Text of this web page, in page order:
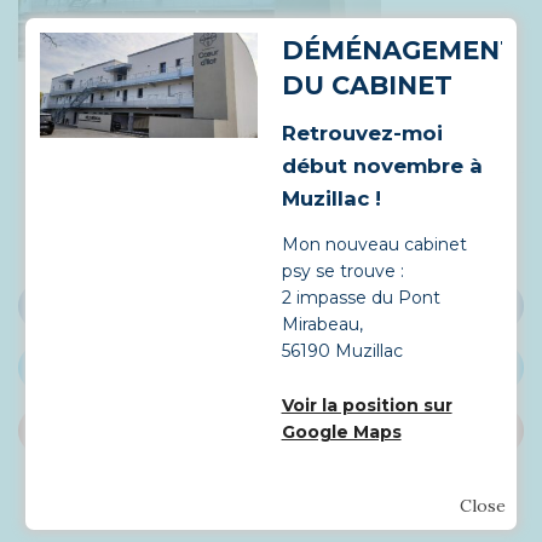
Share this article
SHARE ON FACEBOOK
SHARE ON PINTEREST
Close
DÉMÉNAGEMENT
DU CABINET
Retrouvez-moi
début novembre à
Muzillac !
Mon nouveau cabinet
psy se trouve :
2 impasse du Pont
Mirabeau,
56190 Muzillac
Voir la position sur
Google Maps